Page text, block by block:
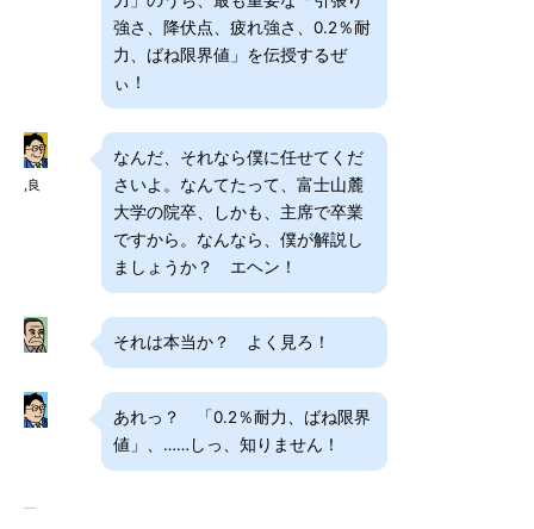
強さ、降伏点、疲れ強さ、0.2％耐
力、ばね限界値」を伝授するぜ
ぃ！
,良
なんだ、それなら僕に任せてくだ
さいよ。なんてたって、富士山麓
大学の院卒、しかも、主席で卒業
ですから。なんなら、僕が解説し
ましょうか？ エヘン！
それは本当か？ よく見ろ！
あれっ？ 「0.2％耐力、ばね限界
値」、……しっ、知りません！